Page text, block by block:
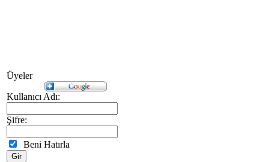
Üyeler
Kullanıcı Adı:
Şifre:
Beni Hatırla